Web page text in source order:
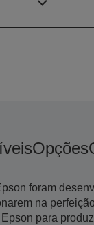
Opções
foram
na
para